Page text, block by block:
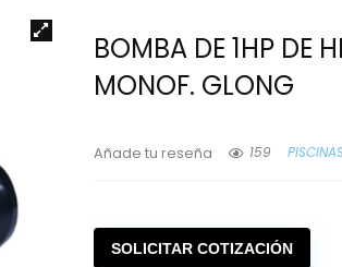
BOMBA DE 1HP DE
MONOF. GLONG
Añade tu reseña 159
SOLICITAR COTIZACIÓN